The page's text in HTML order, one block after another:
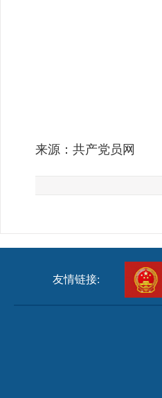
来源：共产党员网
友情链接: